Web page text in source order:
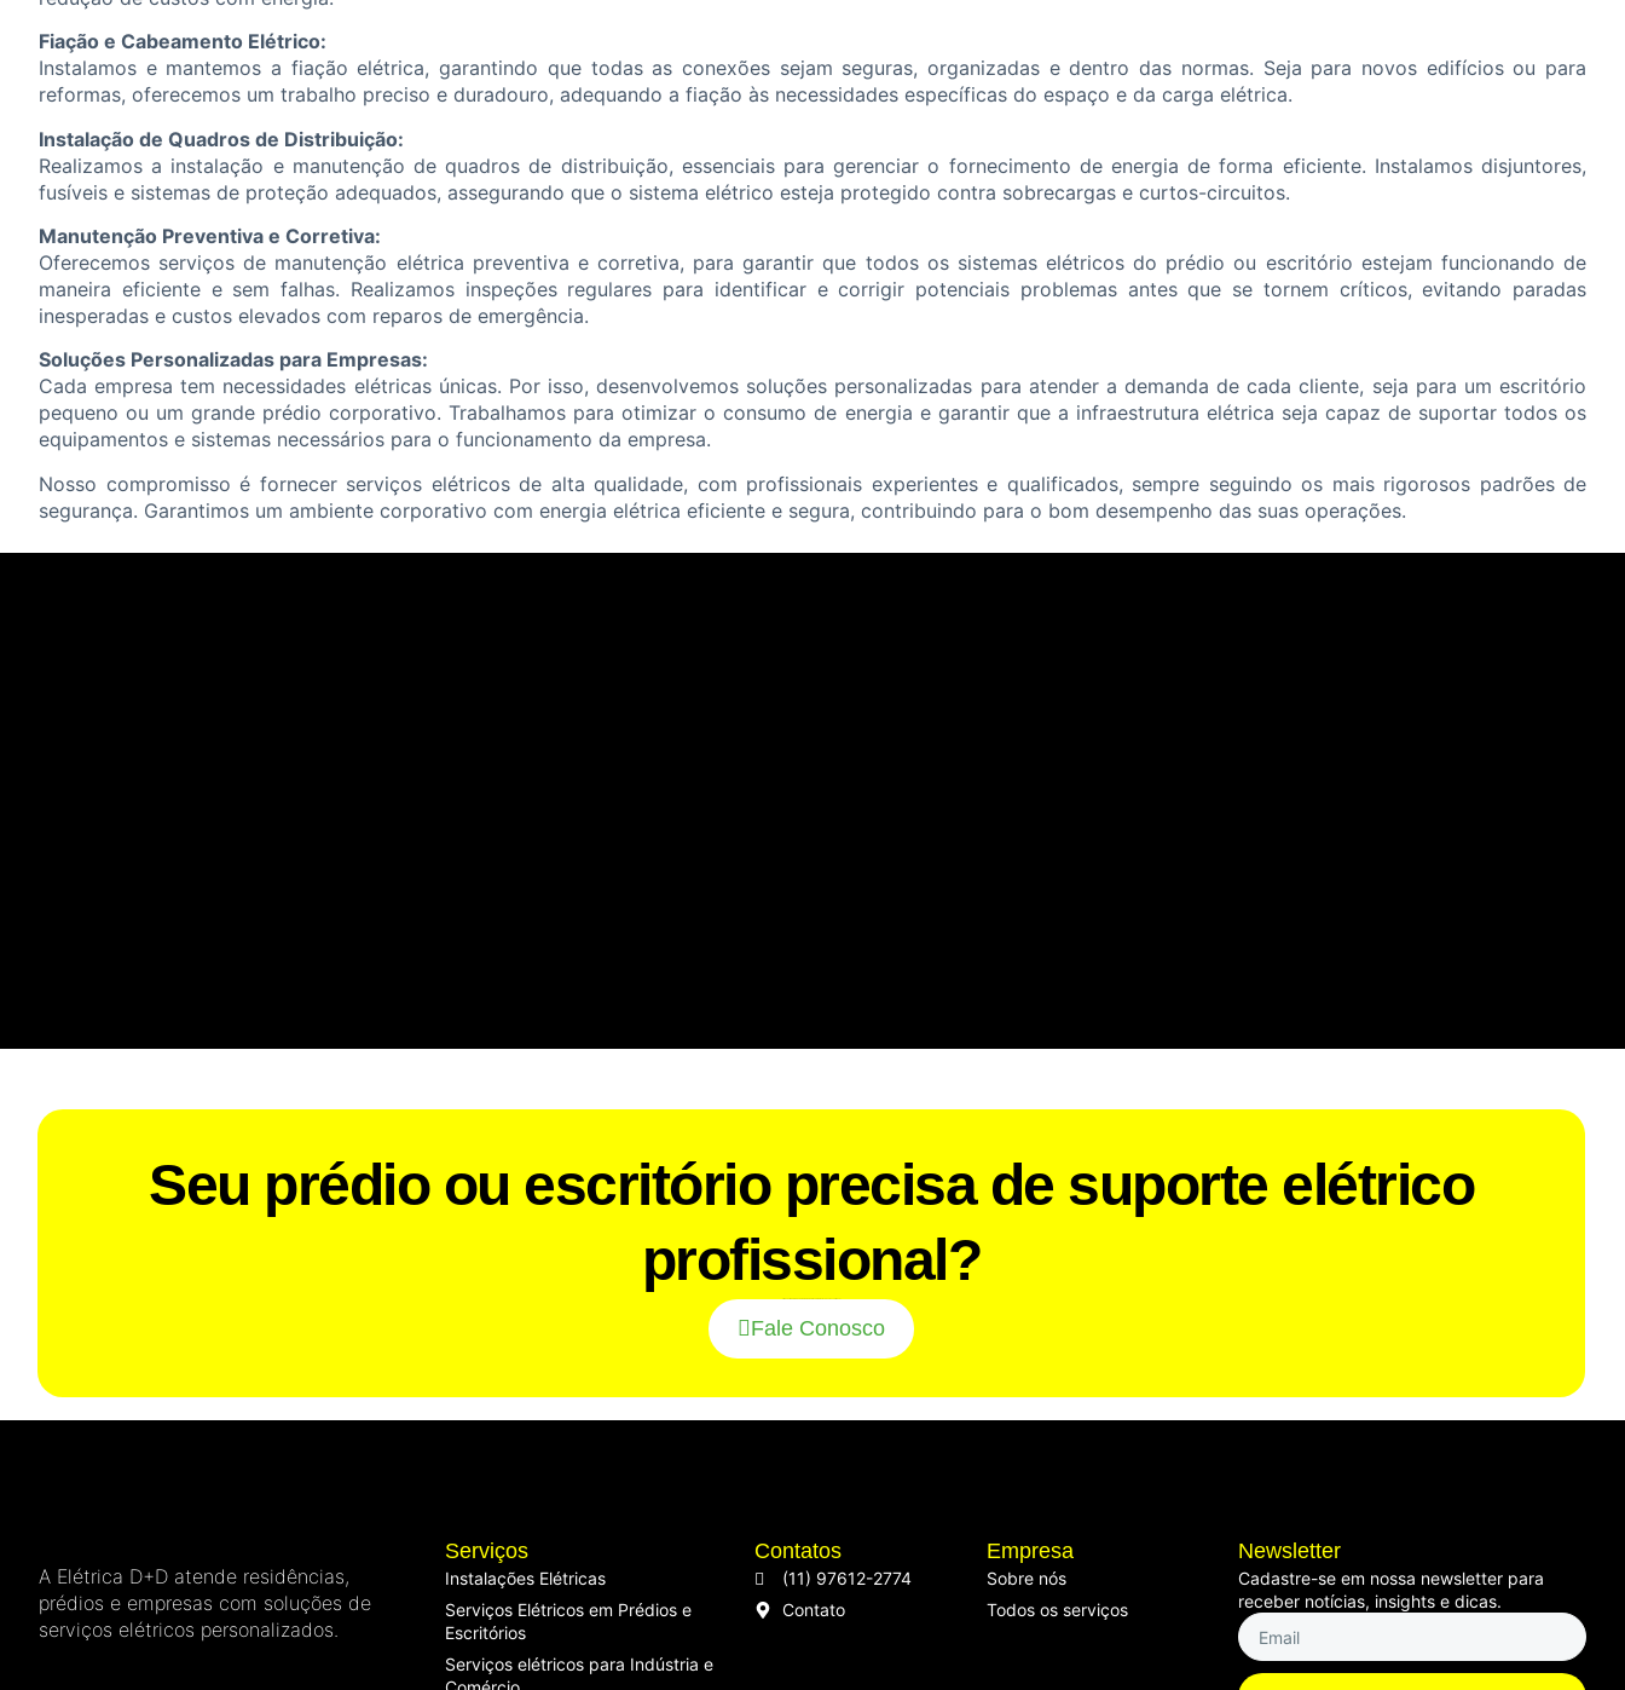
Fiação e Cabeamento Elétrico:
Instalamos e mantemos a fiação elétrica, garantindo que todas as conexões sejam seguras, organizadas e dentro das normas. Seja para novos edifícios ou para
reformas, oferecemos um trabalho preciso e duradouro, adequando a fiação às necessidades específicas do espaço e da carga elétrica.
Instalação de Quadros de Distribuição:
Realizamos a instalação e manutenção de quadros de distribuição, essenciais para gerenciar o fornecimento de energia de forma eficiente. Instalamos disjuntores,
fusíveis e sistemas de proteção adequados, assegurando que o sistema elétrico esteja protegido contra sobrecargas e curtos-circuitos.
Manutenção Preventiva e Corretiva:
Oferecemos serviços de manutenção elétrica preventiva e corretiva, para garantir que todos os sistemas elétricos do prédio ou escritório estejam funcionando de
maneira eficiente e sem falhas. Realizamos inspeções regulares para identificar e corrigir potenciais problemas antes que se tornem críticos, evitando paradas
inesperadas e custos elevados com reparos de emergência.
Soluções Personalizadas para Empresas:
Cada empresa tem necessidades elétricas únicas. Por isso, desenvolvemos soluções personalizadas para atender a demanda de cada cliente, seja para um escritório
pequeno ou um grande prédio corporativo. Trabalhamos para otimizar o consumo de energia e garantir que a infraestrutura elétrica seja capaz de suportar todos os
equipamentos e sistemas necessários para o funcionamento da empresa.
Nosso compromisso é fornecer serviços elétricos de alta qualidade, com profissionais experientes e qualificados, sempre seguindo os mais rigorosos padrões de
segurança. Garantimos um ambiente corporativo com energia elétrica eficiente e segura, contribuindo para o bom desempenho das suas operações.
Seu prédio ou escritório precisa de suporte elétrico
profissional?
Fale Conosco
A Elétrica D+D atende residências,
prédios e empresas com soluções de
serviços elétricos personalizados.
Serviços
Instalações Elétricas
Serviços Elétricos em Prédios e
Escritórios
Serviços elétricos para Indústria e
Contatos
(11) 97612-2774
Contato
Empresa
Sobre nós
Todos os serviços
Newsletter
Cadastre-se em nossa newsletter para
receber notícias, insights e dicas.